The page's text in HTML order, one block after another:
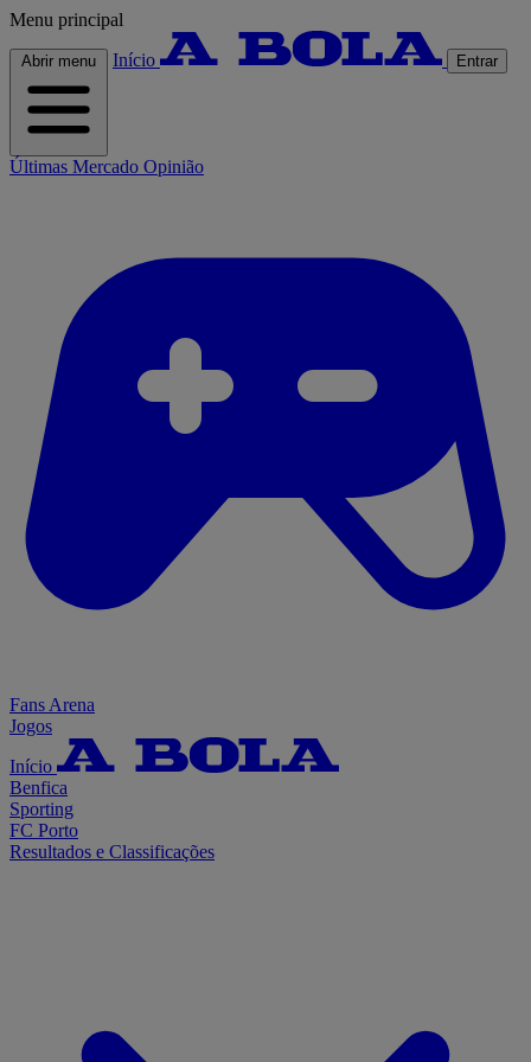
Menu principal
Abrir menu Início Entrar
Últimas Mercado Opinião
Fans Arena
Jogos
Início
Benfica
Sporting
FC Porto
Resultados e Classificações